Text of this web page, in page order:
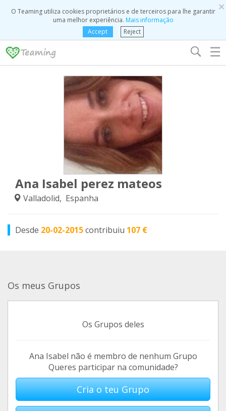
×
O Teaming utiliza cookies proprietários e de terceiros para lhe garantir
uma melhor experiência. Mais informação
Accept
Reject
☰
Ana Isabel perez mateos
Valladolid, Espanha
Desde 20-02-2015contribuiu 107 €
Os meus Grupos
Os Grupos deles
Ana Isabel não é membro de nenhum Grupo
Queres participar na comunidade?
Cria o teu Grupo